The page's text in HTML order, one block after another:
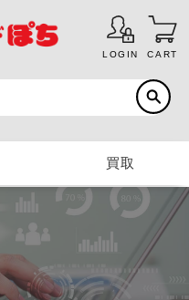
LOGIN CART
買取